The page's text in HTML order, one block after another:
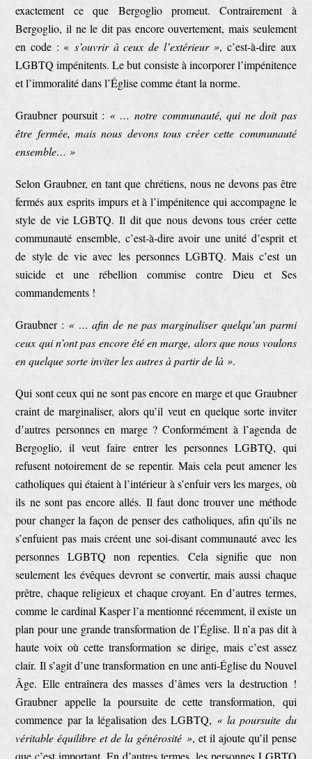
exactement ce que Bergoglio promeut. Contrairement à
Bergoglio, il ne le dit pas encore ouvertement, mais seulement
en code : «s’ouvrir à ceux de l’extérieur », c’est-à-dire aux
LGBTQ impénitents. Le but consiste à incorporer l’impénitence
et l’immoralité dans l’Église comme étant la norme.
Graubner poursuit : « … notre communauté, qui ne doit pas
être fermée, mais nous devons tous créer cette communauté
ensemble… »
Selon Graubner, en tant que chrétiens, nous ne devons pas être
fermés aux esprits impurs et à l’impénitence qui accompagne le
style de vie LGBTQ. Il dit que nous devons tous créer cette
communauté ensemble, c’est-à-dire avoir une unité d’esprit et
de style de vie avec les personnes LGBTQ. Mais c’est un
suicide et une rébellion commise contre Dieu et Ses
commandements !
Graubner : « … afin de ne pas marginaliser quelqu’un parmi
ceux qui n’ont pas encore été en marge, alors que nous voulons
en quelque sorte inviter les autres à partir de là ».
Qui sont ceux qui ne sont pas encore en marge et que Graubner
craint de marginaliser, alors qu’il veut en quelque sorte inviter
d’autres personnes en marge ? Conformément à l’agenda de
Bergoglio, il veut faire entrer les personnes LGBTQ, qui
refusent notoirement de se repentir. Mais cela peut amener les
catholiques qui étaient à l’intérieur à s’enfuir vers les marges, où
ils ne sont pas encore allés. Il faut donc trouver une méthode
pour changer la façon de penser des catholiques, afin qu’ils ne
s’enfuient pas mais créent une soi-disant communauté avec les
personnes LGBTQ non repenties. Cela signifie que non
seulement les évêques devront se convertir, mais aussi chaque
prêtre, chaque religieux et chaque croyant. En d’autres termes,
comme le cardinal Kasper l’a mentionné récemment, il existe un
plan pour une grande transformation de l’Église. Il n’a pas dit à
haute voix où cette transformation se dirige, mais c’est assez
clair. Il s’agit d’une transformation en une anti-Église du Nouvel
Âge. Elle entraînera des masses d’âmes vers la destruction !
Graubner appelle la poursuite de cette transformation, qui
commence par la légalisation des LGBTQ, « la poursuite du
véritable équilibre et de la générosité », et il ajoute qu’il pense
que c’est important. En d’autres termes, les personnes LGBTQ